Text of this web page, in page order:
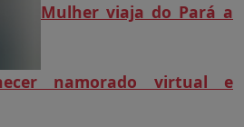
Mulher viaja do Pará a
namorado virtual e